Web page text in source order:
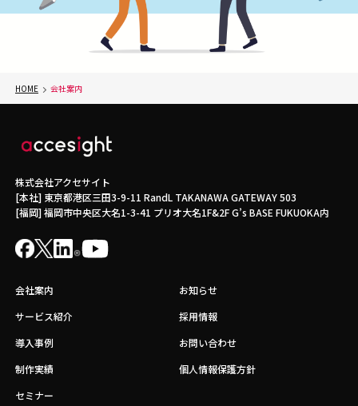
HOME 会社案内
株式会社アクセサイト
[本社] 東京都港区三田3-9-11 RandL TAKANAWA GATEWAY 503
[福岡] 福岡市中央区大名1-3-41 プリオ大名1F&2F G’s BASE FUKUOKA内
会社案内
サービス紹介
導入事例
制作実績
セミナー
お知らせ
採用情報
お問い合わせ
個人情報保護方針